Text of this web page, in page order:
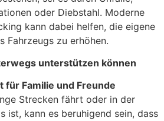
oder Diebstahl. Moderne
kann dabei helfen, die eigene
Fahrzeugs zu erhöhen.
unterstützen können
für Familie und Freunde
Strecken fährt oder in der
ist, kann es beruhigend sein, dass